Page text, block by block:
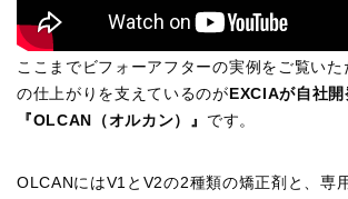
ここまでビフォーアフターの実例をご覧いた
の仕上がりを支えているのがEXCIAが自社
『OLCAN（オルカン）』 です。
OLCANにはV1とV2の2種類の矯正剤と、専